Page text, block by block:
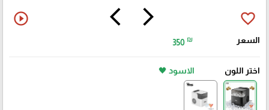
arrow_forward_ios
arrow_back_ios favorite_border
play_circle_outline
السعر 350 ₪
اختر اللون الاسود 🖤